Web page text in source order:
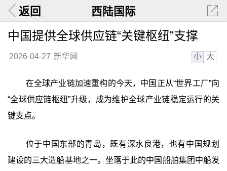
返回 西陆国际
中国提供全球供应链“关键枢纽”支撑
2026-04-27 新华网 小 大
在全球产业链加速重构的今天，中国正从“世界工厂”向
“全球供应链枢纽”升级，成为维护全球产业链稳定运行的关
键支点。
位于中国东部的青岛，既有深水良港，也有中国规划
建设的三大造船基地之一。坐落于此的中国船舶集团中船发